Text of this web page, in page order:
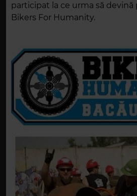
participat la ce urma să
Bikers For Humanity.